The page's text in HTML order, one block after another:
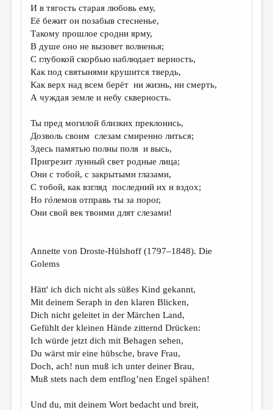
ТРЕДИАКОВСКИЙ
МЕДИА
ВКОНТАКТЕ
И в тягость старая любовь ему,
Её бежит он позабыв стесненье,
Такому прошлое сродни ярму,
В душе оно не вызовет волненья;
С глубокой скорбью наблюдает верность,
Как под святынями крушится твердь,
Как верх над всем берёт ни жизнь, ни смерть,
А чуждая земле и небу скверность.
Ты пред могилой близких преклонись,
Дозволь своим слезам смиренно литься;
Здесь памятью полны поля и высь,
Пригрезит лунный свет родные лица;
Они с тобой, с закрытыми глазами,
С тобой, как взгляд последний их и вздох;
Но гόлемов отправь ты за порог,
Они свой век твоими длят слезами!
Annette von Droste-Hülshoff (1797–1848). Die
Golems
Hätt' ich dich nicht als süßes Kind gekannt,
Mit deinem Seraph in den klaren Blicken,
Dich nicht geleitet in der Märchen Land,
Gefühlt der kleinen Hände zitternd Drücken:
Ich würde jetzt dich mit Behagen sehen,
Du wärst mir eine hübsche, brave Frau,
Doch, ach! nun muß ich unter deiner Brau,
Muß stets nach dem entflog’nen Engel spähen!
Und du, mit deinem Wort bedacht und breit,